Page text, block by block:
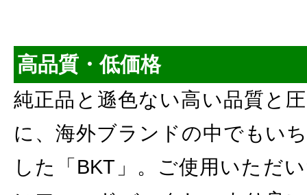
高品質・低価格
純正品と遜色ない高い品質と
に、海外ブランドの中でもい
した「BKT」。ご使用いただ